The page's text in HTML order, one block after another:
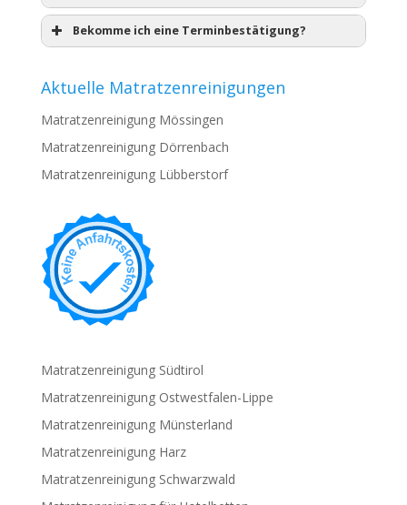
Bekomme ich eine Terminbestätigung?
Aktuelle Matratzenreinigungen
Matratzenreinigung Mössingen
Matratzenreinigung Dörrenbach
Matratzenreinigung Lübberstorf
Matratzenreinigung Südtirol
Matratzenreinigung Ostwestfalen-Lippe
Matratzenreinigung Münsterland
Matratzenreinigung Harz
Matratzenreinigung Schwarzwald